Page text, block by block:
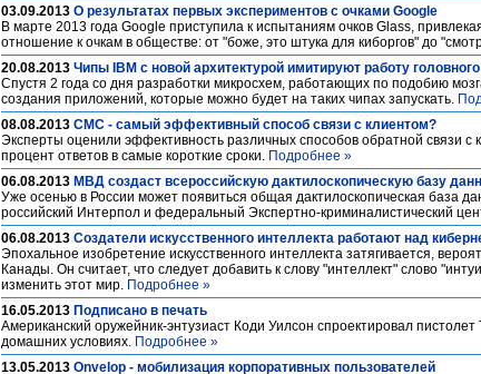
03.09.2013 О результатах первых экспериментов с очками Google
В марте 2013 года Google приступила к испытаниям очков Glass,
отношение к очкам в обществе: от "боже, это штука для киборгов" до
20.08.2013 Чипы IBM с новой архитектурой имитируют работу
Спустя 2 года со дня разработки микросхем, работающих по подобию
создания приложений, которые можно будет на таких чипах запускать.
08.08.2013 СМС - самый эффективный способ связи с клиентом?
Эксперты оценили эффективность различных способов обратной связи
процент ответов в самые короткие сроки. Подробнее »
06.08.2013 МВД создаст всероссийскую дактилоскопическую базу
Уже осенью в России может появиться общая дактилоскопическая база
российский Интерпол и федеральный Экспертно-криминалистический
06.08.2013 Создатели искусственного интеллекта работают над
Эпохальное изобретение искусственного интеллекта затягивается,
Канады. Он считает, что следует добавить к слову "интеллект" слово
изменить этот мир. Подробнее »
16.05.2013 Подписано в печать
Американский оружейник-энтузиаст Коди Уилсон спроектировал
домашних условиях. Подробнее »
13.05.2013 Onvelop - мобилизация корпоративных пользователей